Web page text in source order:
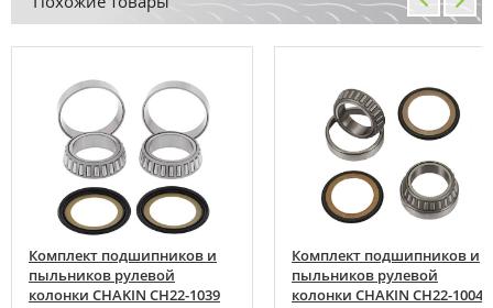
Комплект подшипников и
пыльников рулевой
колонки CHAKIN CH22-1039
Комплект подшипников и
пыльников рулевой
колонки CHAKIN CH22-1004